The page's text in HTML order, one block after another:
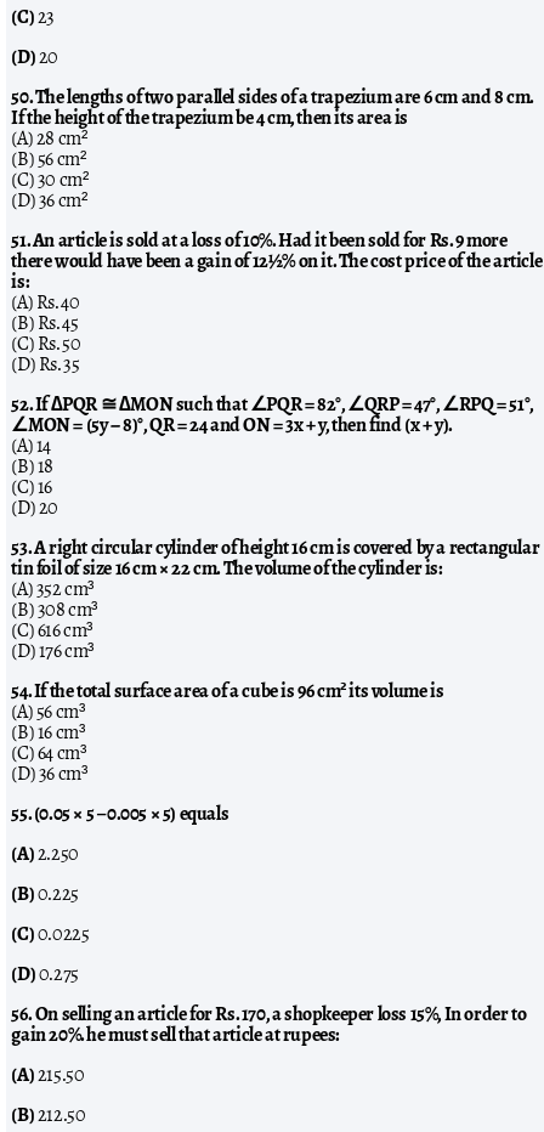
(C)23
(D)20
50. The lengths of two parallel sides of a trapezium are 6 cm and 8 cm.
If the height of the trapezium be 4 cm, then its area is
(A) 28 cm²
(B) 56 cm²
(C) 30 cm²
(D) 36 cm²
51. An article is sold at a loss of 10%. Had it been sold for Rs. 9 more
there would have been a gain of 12½% on it. The cost price of the article
is:
(A) Rs. 40
(B) Rs. 45
(C) Rs. 50
(D) Rs. 35
52. If ∆PQR ≅ ∆MON such that ∠PQR = 82°, ∠QRP = 47°, ∠RPQ = 51°,
∠MON = (5y − 8)°, QR = 24 and ON = 3x + y, then find (x + y).
(A) 14
(B) 18
(C) 16
(D) 20
53. A right circular cylinder of height 16 cm is covered by a rectangular
tin foil of size 16 cm × 22 cm. The volume of the cylinder is:
(A) 352 cm³
(B) 308 cm³
(C) 616 cm³
(D) 176 cm³
54. If the total surface area of a cube is 96 cm² its volume is
(A) 56 cm³
(B) 16 cm³
(C) 64 cm³
(D) 36 cm³
55. (0.05 × 5 – 0.005 × 5) equals
(A)2.250
(B)0.225
(C)0.0225
(D)0.275
56. On selling an article for Rs. 170, a shopkeeper loss 15%, In order to
gain 20%. he must sell that article at rupees:
(A)215.50
(B)212.50